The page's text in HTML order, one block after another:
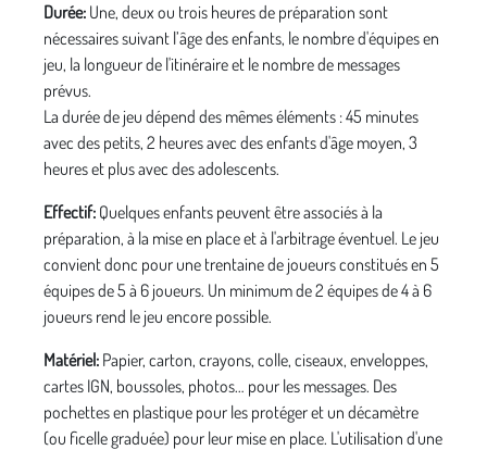
Durée: Une, deux ou trois heures de préparation sont
nécessaires suivant l’âge des enfants, le nombre d'équipes en
jeu, la longueur de l'itinéraire et le nombre de messages
prévus.
La durée de jeu dépend des mêmes éléments : 45 minutes
avec des petits, 2 heures avec des enfants d'âge moyen, 3
heures et plus avec des adolescents.
Effectif: Quelques enfants peuvent être associés à la
préparation, à la mise en place et à l'arbitrage éventuel. Le jeu
convient donc pour une trentaine de joueurs constitués en 5
équipes de 5 à 6 joueurs. Un minimum de 2 équipes de 4 à 6
joueurs rend le jeu encore possible.
Matériel: Papier, carton, crayons, colle, ciseaux, enveloppes,
cartes IGN, boussoles, photos… pour les messages. Des
pochettes en plastique pour les protéger et un décamètre
(ou ficelle graduée) pour leur mise en place. L'utilisation d'une